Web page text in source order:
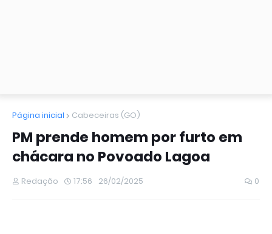
Página inicial Cabeceiras (GO)
PM prende homem por furto em
chácara no Povoado Lagoa
Redação 17:56 26/02/2025 0